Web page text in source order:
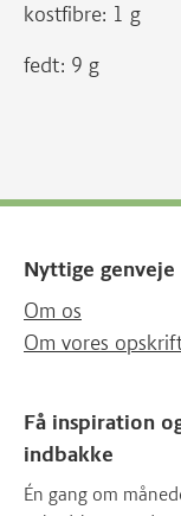
kostfibre: 1 g
fedt: 9 g
Nyttige genveje
Om os
Om vores
Få inspiration
indbakke
Én gang om